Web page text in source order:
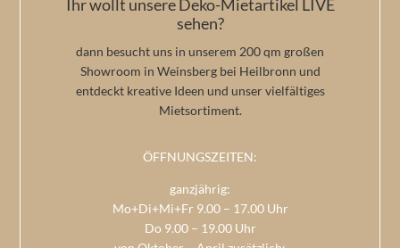
Ihr wollt unsere Deko-Mietartikel LIVE
sehen?
dann besucht uns in unserem 200 qm großen
Showroom in Weinsberg bei Heilbronn und
entdeckt kreative Ideen und unser vielfältiges
Mietsortiment.
ÖFFNUNGSZEITEN:
ganzjährig:
Mo+Di+Mi+Fr 9.00 – 17.00 Uhr
Do 9.00 – 19.00 Uhr